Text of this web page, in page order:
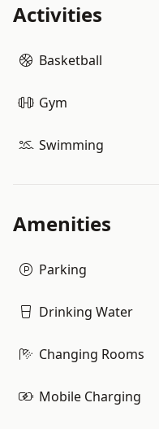
Activities
Basketball
Gym
Swimming
Amenities
Parking
Drinking Water
Changing Rooms
Mobile Charging